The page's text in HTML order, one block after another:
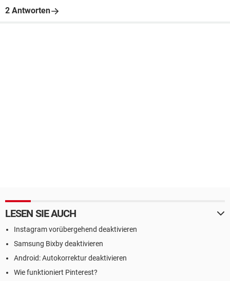
2 Antworten
LESEN SIE AUCH
Instagram vorübergehend deaktivieren
Samsung Bixby deaktivieren
Android: Autokorrektur deaktivieren
Wie funktioniert Pinterest?